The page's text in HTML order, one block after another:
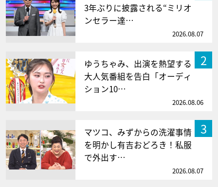
3年ぶりに披露される“ミリオ
ンセラー達…
2026.08.07
2
ゆうちゃみ、出演を熱望する
大人気番組を告白「オーディ
ション10…
2026.08.06
3
マツコ、みずからの洗濯事情
を明かし有吉おどろき！私服
で外出す…
2026.08.07